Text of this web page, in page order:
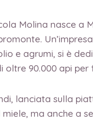
Molina nasce
e agrumi, si è
oltre 90.000 api per
lanciata sulla
ma anche a